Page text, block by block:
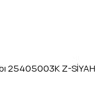
25405003K Z-SİYAH